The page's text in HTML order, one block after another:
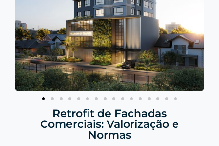
Retrofit de Fachadas
Comerciais: Valorização e
Normas